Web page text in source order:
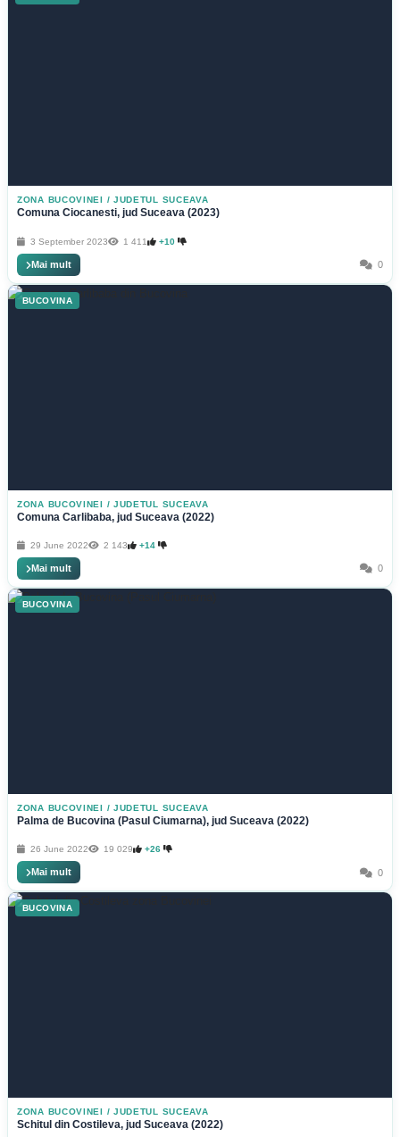
ZONA BUCOVINEI / JUDETUL SUCEAVA
Comuna Ciocanesti, jud Suceava (2023)
3 September 2023 1 411 +10
Mai mult 0
BUCOVINA
ZONA BUCOVINEI / JUDETUL SUCEAVA
Comuna Carlibaba, jud Suceava (2022)
29 June 2022 2 143 +14
Mai mult 0
BUCOVINA
ZONA BUCOVINEI / JUDETUL SUCEAVA
Palma de Bucovina (Pasul Ciumarna), jud Suceava (2022)
26 June 2022 19 029 +26
Mai mult 0
BUCOVINA
ZONA BUCOVINEI / JUDETUL SUCEAVA
Schitul din Costileva, jud Suceava (2022)